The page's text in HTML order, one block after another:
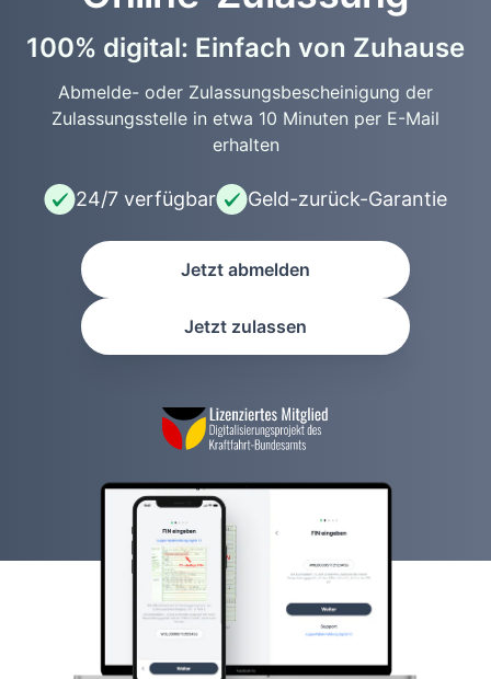
100% digital: Einfach von Zuhause
Abmelde- oder Zulassungsbescheinigung der
Zulassungsstelle in etwa 10 Minuten per E-Mail
erhalten
24/7 verfügbar Geld-zurück-Garantie
Jetzt abmelden
Jetzt zulassen